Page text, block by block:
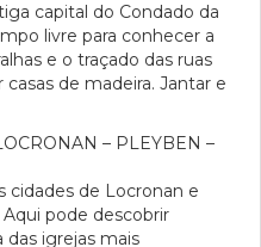
capital do Condado da
livre para conhecer a
e o traçado das ruas
de madeira. Jantar e
– PLEYBEN –
cidades de Locronan e
pode descobrir
igrejas mais